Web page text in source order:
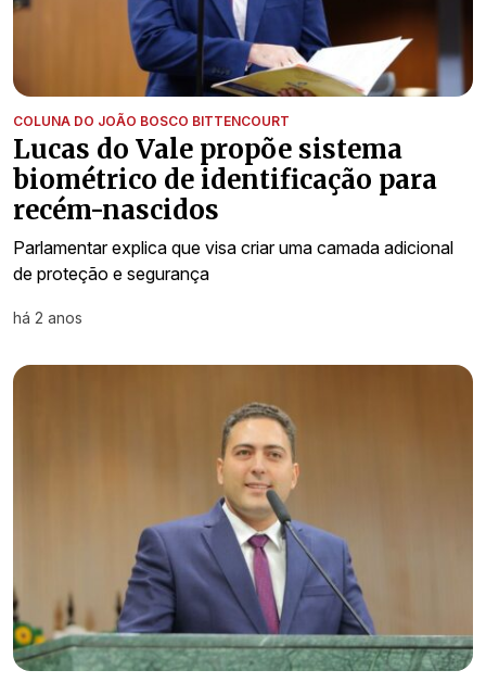
COLUNA DO JOÃO BOSCO BITTENCOURT
Lucas do Vale propõe sistema
biométrico de identificação para
recém-nascidos
Parlamentar explica que visa criar uma camada adicional
de proteção e segurança
há 2 anos